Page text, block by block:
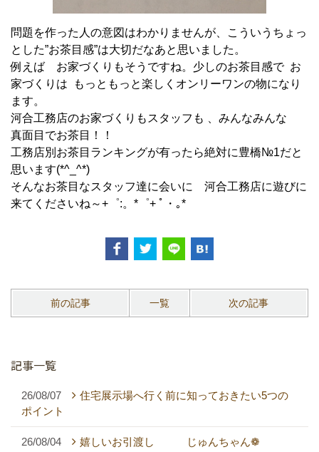
問題を作った人の意図はわかりませんが、こういうちょっ
とした”お茶目感”は大切だなあと思いました。
例えば お家づくりもそうですね。少しのお茶目感で お
家づくりは もっともっと楽しくオンリーワンの物になり
ます。
河合工務店のお家づくりもスタッフも 、みんなみんな
真面目でお茶目！！
工務店別お茶目ランキングが有ったら絶対に豊橋№1だと
思います(*^_^*)
そんなお茶目なスタッフ達に会いに 河合工務店に遊びに
来てくださいね～+゜:。*゜+ ﾟ・｡*
前の記事 一覧 次の記事
記事一覧
26/08/07
住宅展示場へ行く前に知っておきたい5つの
ポイント
26/08/04 嬉しいお引渡し じゅんちゃん❁